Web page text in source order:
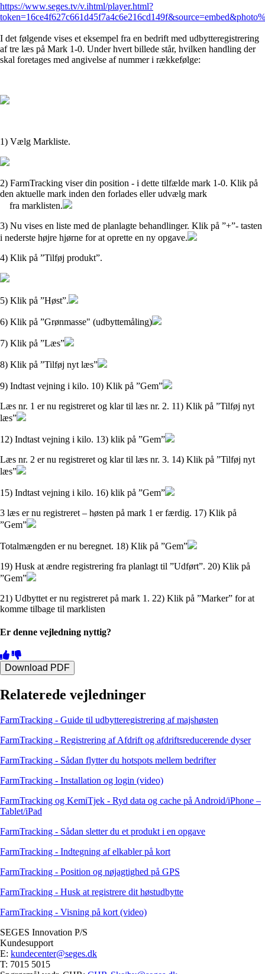
https://www.seges.tv/v.ihtml/player.html?
I det følgende vises et eksempel fra en bedrift med udbytteregistrering
af tre læs på Mark 1-0. Under hvert billede står, hvilken handling der
skal foretages med angivelse af nummer i rækkefølge:
1) Vælg Markliste.
2) FarmTracking viser din position - i dette tilfælde mark 1-0. Klik på
den aktuelle mark inden den forlades eller udvælg mark
fra marklisten.
3) Nu vises en liste med de planlagte behandlinger. Klik på ”+”- tasten
i nederste højre hjørne for at oprette en ny opgave.
4) Klik på ”Tilføj produkt”.
5) Klik på ”Høst”.
6) Klik på ”Grønmasse" (udbyttemåling)
7) Klik på ”Læs”
8) Klik på ”Tilføj nyt læs”
9) Indtast vejning i kilo. 10) Klik på ”Gem”
Læs nr. 1 er nu registreret og klar til læs nr. 2. 11) Klik på ”Tilføj nyt
læs”
12) Indtast vejning i kilo. 13) klik på ”Gem”
Læs nr. 2 er nu registreret og klar til læs nr. 3. 14) Klik på ”Tilføj nyt
læs”
15) Indtast vejning i kilo. 16) klik på ”Gem”
3 læs er nu registreret – høsten på mark 1 er færdig. 17) Klik på
”Gem”
Totalmængden er nu beregnet. 18) Klik på ”Gem”
19) Husk at ændre registrering fra planlagt til ”Udført”. 20) Klik på
”Gem”
21) Udbyttet er nu registreret på mark 1. 22) Klik på ”Marker” for at
komme tilbage til marklisten
Er denne vejledning nyttig?
Download PDF
Relaterede vejledninger
FarmTracking - Guide til udbytteregistrering af majshøsten
FarmTracking - Registrering af Afdrift og afdriftsreducerende dyser
FarmTracking - Sådan flytter du hotspots mellem bedrifter
FarmTracking - Installation og login (video)
FarmTracking og KemiTjek - Ryd data og cache på Android/iPhone –
Tablet/iPad
FarmTracking - Sådan sletter du et produkt i en opgave
FarmTracking - Indtegning af elkabler på kort
FarmTracking - Position og nøjagtighed på GPS
FarmTracking - Husk at registrere dit høstudbytte
FarmTracking - Visning på kort (video)
SEGES Innovation P/S
Kundesupport
E: kundecenter@seges.dk
T: 7015 5015